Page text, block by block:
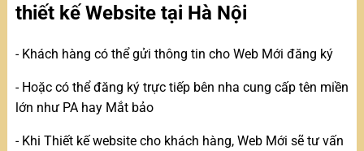
thiết kế Website tại Hà Nội
- Khách hàng có thể gửi thông tin cho Web Mới đăng ký
- Hoặc có thể đăng ký trực tiếp bên nha cung cấp tên miền
lớn như PA hay Mắt bảo
- Khi Thiết kế website cho khách hàng, Web Mới sẽ tư vấn